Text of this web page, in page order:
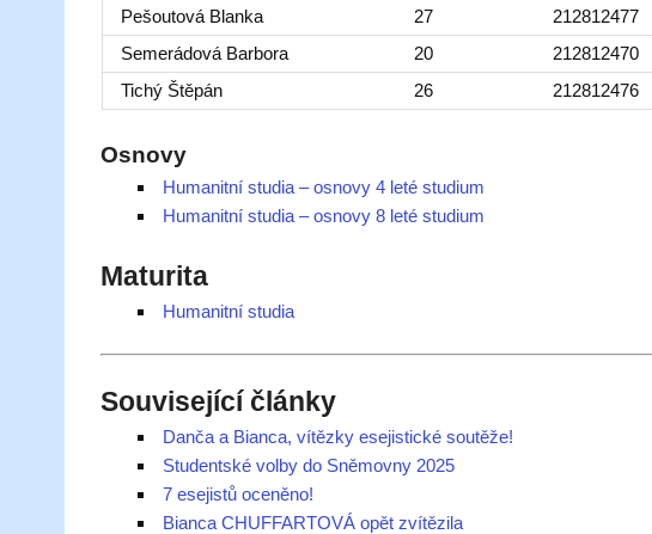
Pešoutová Blanka
27 212812477
Semerádová Barbora
20 212812470
Tichý Štěpán
26 212812476
Osnovy
Humanitní studia – osnovy 4 leté studium
Humanitní studia – osnovy 8 leté studium
Maturita
Humanitní studia
Související články
Danča a Bianca, vítězky esejistické soutěže!
Studentské volby do Sněmovny 2025
7 esejistů oceněno!
Bianca CHUFFARTOVÁ opět zvítězila